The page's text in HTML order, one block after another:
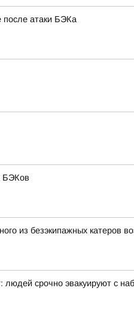
после атаки БЭКа
БЭКов
из безэкипажных катеров
срочно эвакуируют с